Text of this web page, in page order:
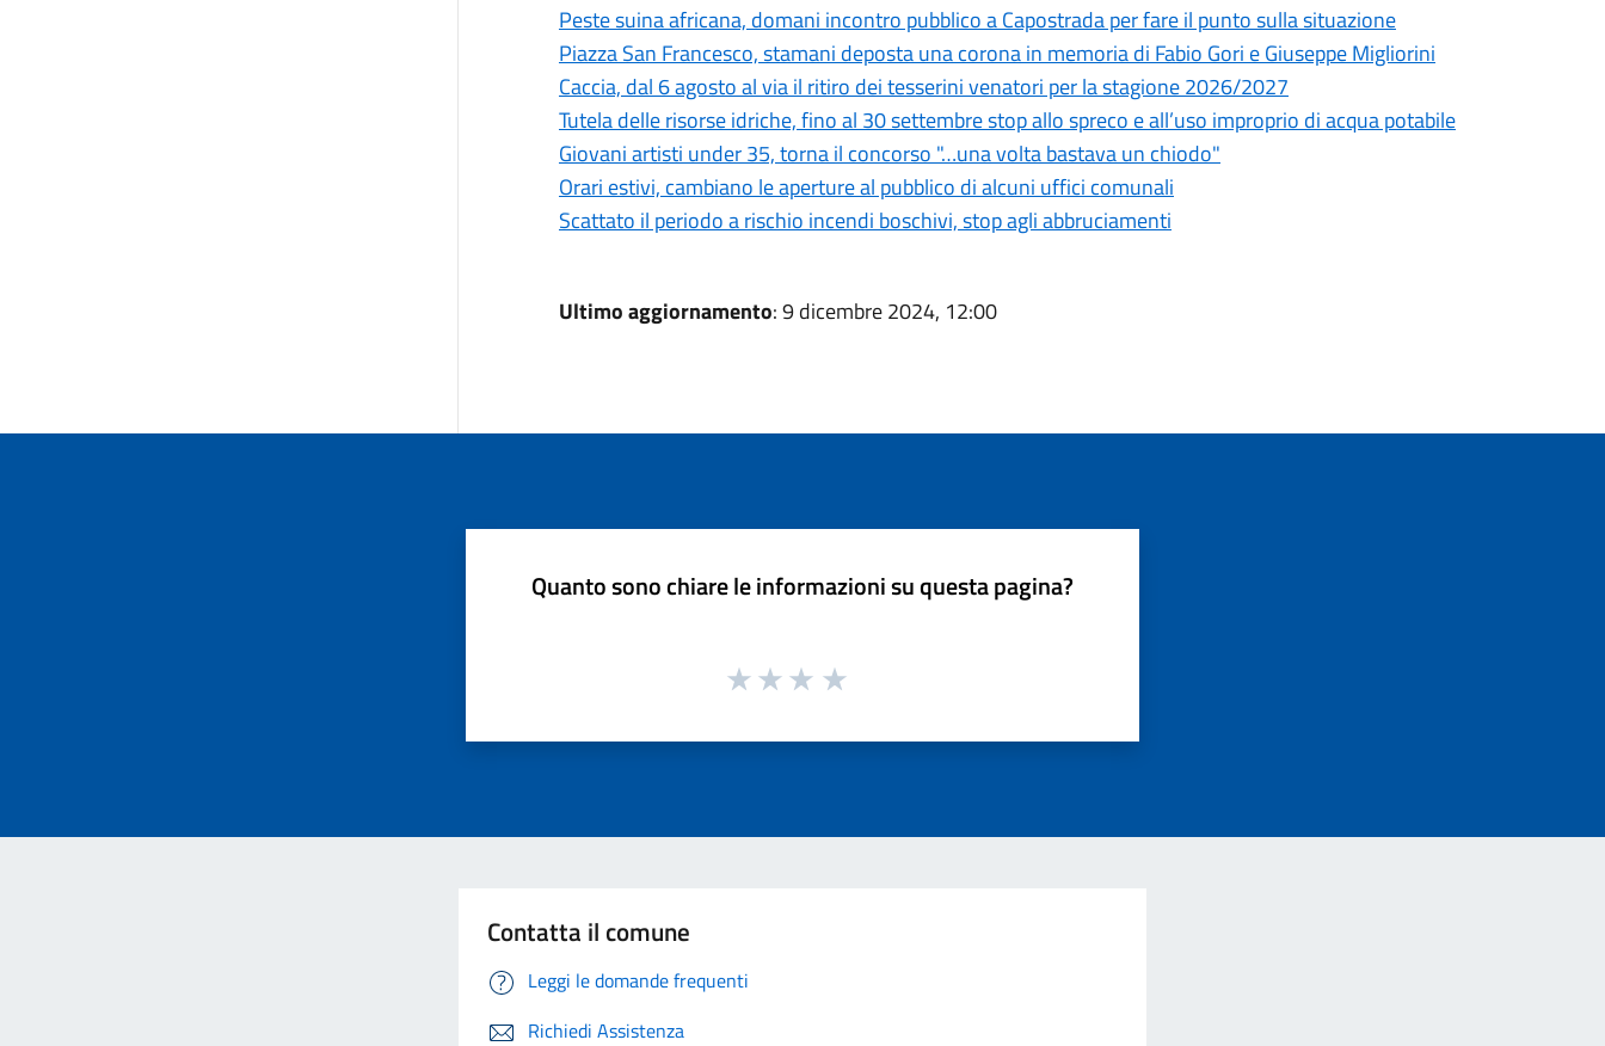
Peste suina africana, domani incontro pubblico a Capostrada per fare il punto sulla situazione
Piazza San Francesco, stamani deposta una corona in memoria di Fabio Gori e Giuseppe Migliorini
Caccia, dal 6 agosto al via il ritiro dei tesserini venatori per la stagione 2026/2027
Tutela delle risorse idriche, fino al 30 settembre stop allo spreco e all’uso improprio di acqua potabile
Giovani artisti under 35, torna il concorso "…una volta bastava un chiodo"
Orari estivi, cambiano le aperture al pubblico di alcuni uffici comunali
Scattato il periodo a rischio incendi boschivi, stop agli abbruciamenti
Ultimo aggiornamento: 9 dicembre 2024, 12:00
Quanto sono chiare le informazioni su questa pagina?
Contatta il comune
Leggi le domande frequenti
Richiedi Assistenza